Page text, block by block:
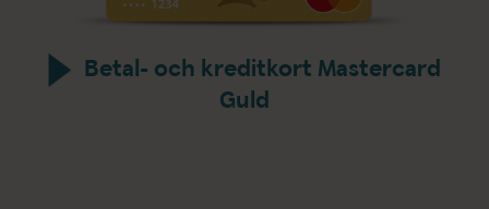
Betal- och kreditkort Mastercard
Guld